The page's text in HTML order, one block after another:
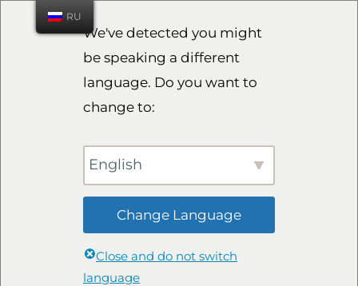
We've detected you might
be speaking a different
language. Do you want to
change to:
English
Change Language
Close and do not switch
language
RU